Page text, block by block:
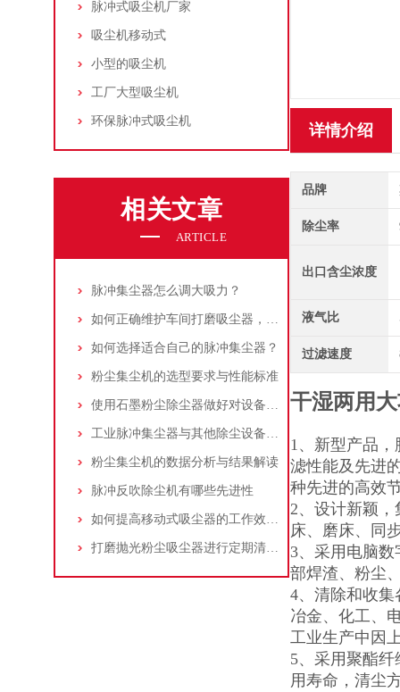
脉冲式吸尘机厂家
吸尘机移动式
小型的吸尘机
工厂大型吸尘机
环保脉冲式吸尘机
相关文章
ARTICLE
脉冲集尘器怎么调大吸力？
如何正确维护车间打磨吸尘器，延长使用寿命
如何选择适合自己的脉冲集尘器？
粉尘集尘机的选型要求与性能标准
使用石墨粉尘除尘器做好对设备的维护十分重要
工业脉冲集尘器与其他除尘设备的比较
粉尘集尘机的数据分析与结果解读
脉冲反吹除尘机有哪些先进性
如何提高移动式吸尘器的工作效率？
打磨抛光粉尘吸尘器进行定期清理的重要性
详情介绍
品牌
除尘率
出口含尘浓度
液气比
过滤速度
干湿两用
1、新型产品
滤性能及先进
种先进的高效
2、设计新颖
床、磨床、同
3、采用电脑
部焊渣、粉尘
4、清除和收
冶金、化工、
工业生产中因
5、采用聚酯
用寿命，清尘